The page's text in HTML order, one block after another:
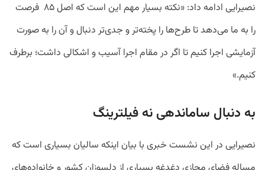
نصیرایی ادامه داد: «نکته بسیار مهم این است که اصل ۸۵
فرصت
را به ما می‌دهد تا طرح‌ها را پخته‌تر و جدی‌تر دنبال و آن را به صورت
آزمایشی اجرا کنیم تا اگر در مقام اجرا آسیب و اشکالی داشت؛ برطرف
کنیم.»
به دنبال ساماندهی نه فیلترینگ
نصیرایی در این نشست خبری با بیان اینکه سالیان بسیاری است که